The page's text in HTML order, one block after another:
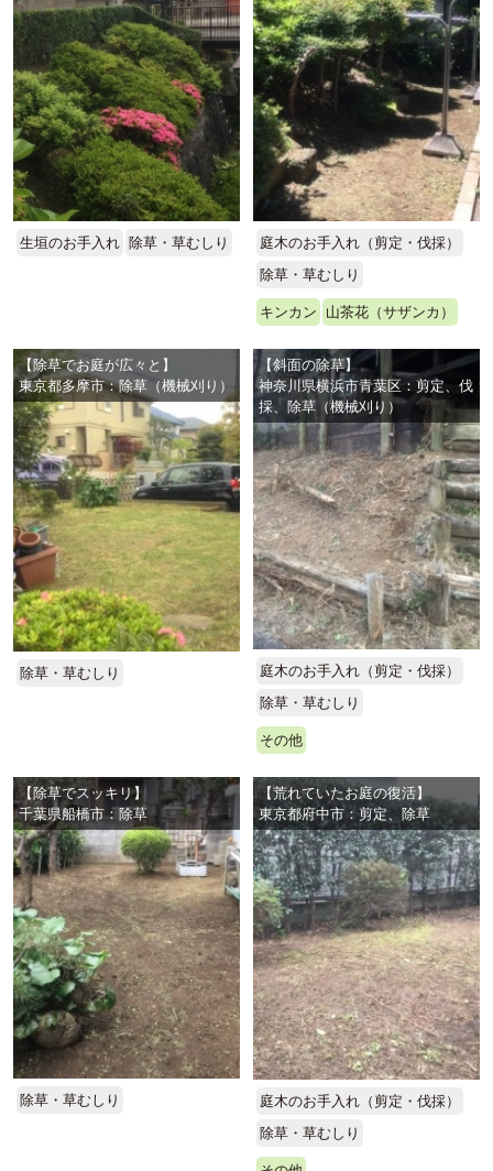
生垣のお手入れ 除草・草むしり
庭木のお手入れ（剪定・伐採）
除草・草むしり
キンカン 山茶花（サザンカ）
【除草でお庭が広々と】
東京都多摩市：除草（機械刈り）
除草・草むしり
【斜面の除草】
神奈川県横浜市青葉区：剪定、伐
採、除草（機械刈り）
庭木のお手入れ（剪定・伐採）
除草・草むしり
その他
【除草でスッキリ】
千葉県船橋市：除草
除草・草むしり
【荒れていたお庭の復活】
東京都府中市：剪定、除草
庭木のお手入れ（剪定・伐採）
除草・草むしり